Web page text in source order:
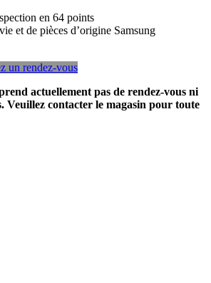
en 64 points
et de pièces d’origine Samsung
un rendez-vous
actuellement pas de rendez-vous ni
Veuillez contacter le magasin pour toute